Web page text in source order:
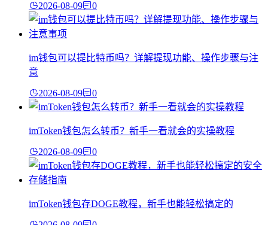
2026-08-09 0
im钱包可以提比特币吗？详解提现功能、操作步骤与注
意
2026-08-09 0
imToken钱包怎么转币？新手一看就会的实操教程
2026-08-09 0
imToken钱包存DOGE教程，新手也能轻松搞定的